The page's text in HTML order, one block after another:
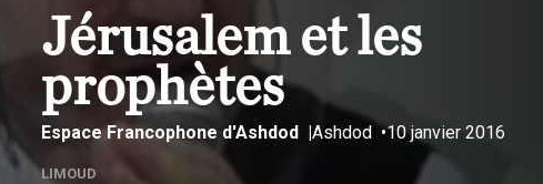
Jérusalem et les
prophètes
Espace Francophone d'Ashdod Ashdod 10 janvier 2016
LIMOUD